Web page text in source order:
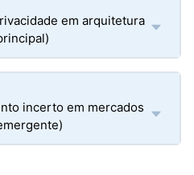
em arquitetura
incerto em mercados